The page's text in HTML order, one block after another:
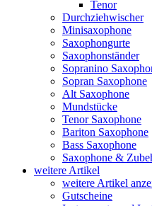
Tenor
Durchziehwischer
Minisaxophone
Saxophongurte
Saxophonständer
Sopranino
Sopran Saxophone
Alt Saxophone
Mundstücke
Tenor Saxophone
Bariton Saxophone
Bass Saxophone
Saxophone &
weitere Artikel
weitere Artikel
Gutscheine